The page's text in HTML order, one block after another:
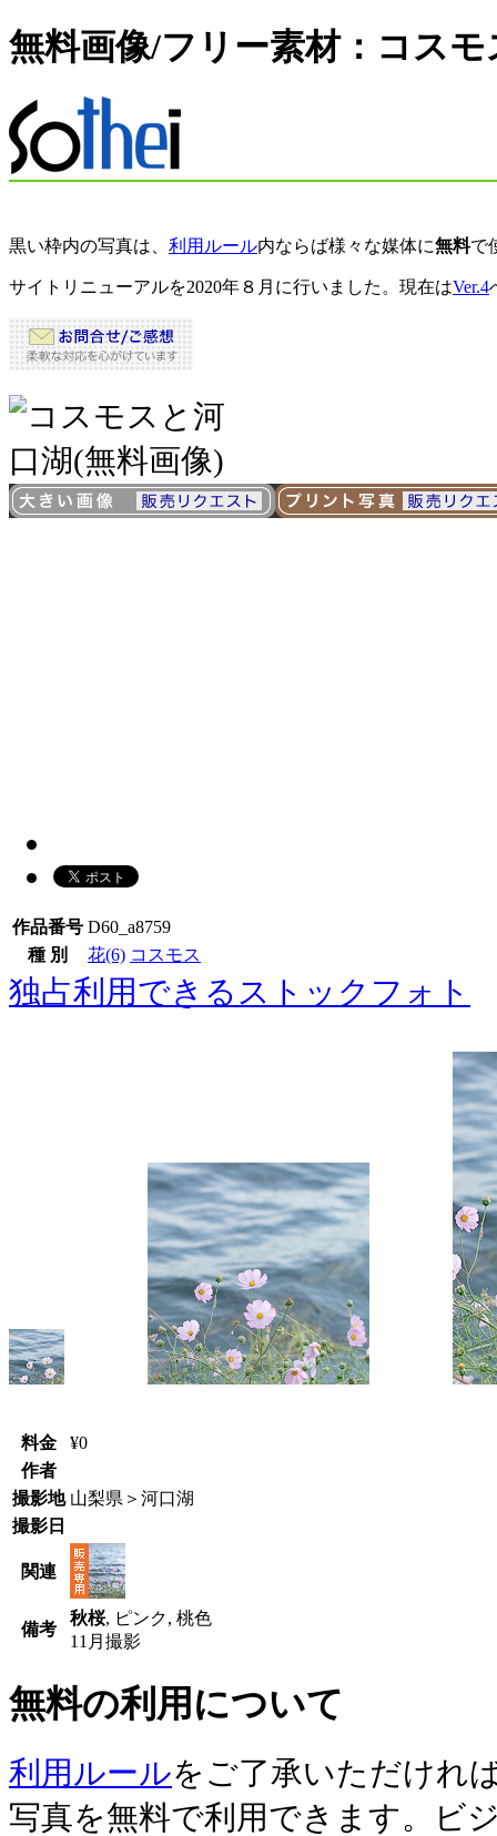
無料画像/フリー素材： コスモ
黒い枠内の写真は、 利用ルール内ならば様々な媒体に無料で
サイトリニューアルを2020年８月に行いました。現在はVer.4
作品番号 D60_a8759
種 別
花(6) コスモス
独占利用できるストックフォト
料金
¥0
作者
撮影地 山梨県＞河口湖
撮影日
関連
備考
秋桜, ピンク, 桃色
11月撮影
無料の利用について
利用ルールをご了承いただけれ
写真を無料で利用できます。ビ